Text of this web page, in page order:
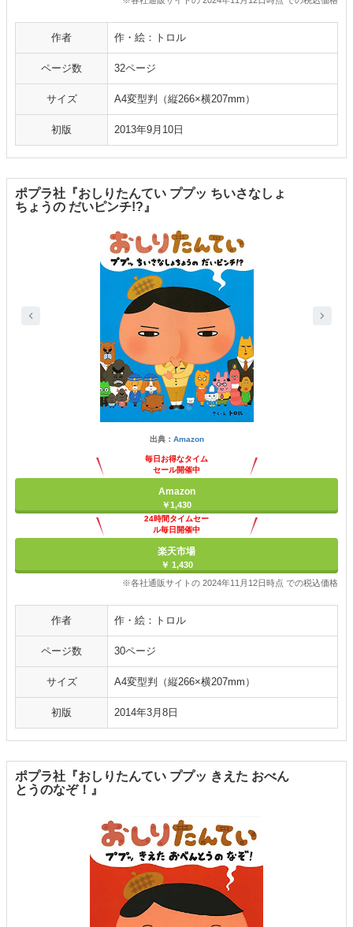
作者 作・絵：トロル
ページ数 32ページ
サイズ A4変型判（縦266×横207mm）
初版 2013年9月10日
ポプラ社『おしりたんてい ププッ ちいさなしょ
ちょうの だいピンチ!?』
出典： Amazon
毎日お得なタイム
セール開催中
Amazon
￥1,430
24時間タイムセー
ル毎日開催中
楽天市場
￥ 1,430
※各社通販サイトの 2024年11月12日時点 での税込価格
作者 作・絵：トロル
ページ数 30ページ
サイズ A4変型判（縦266×横207mm）
初版 2014年3月8日
ポプラ社『おしりたんてい ププッ きえた おべん
とうのなぞ！』